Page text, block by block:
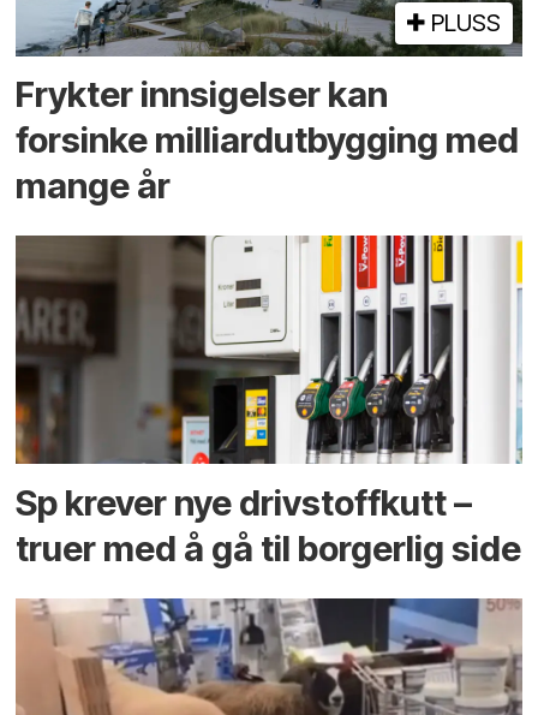
PLUSS
Frykter innsigelser kan
forsinke milliard­utbygging med
mange år
Sp krever nye drivstoffkutt –
truer med å gå til borgerlig side